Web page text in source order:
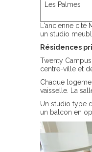
Les Palmes
L'ancienne
un studio
Résidences
Twenty
centre-ville et
Chaque
vaisselle. La
Un studio type
un balcon en